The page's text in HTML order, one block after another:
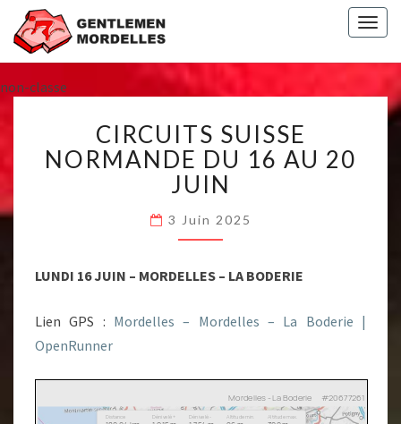
non-classe
SUISSE
NORMANDE
DU
16
AU
CIRCUITS SUISSE
NORMANDE DU 16 AU 20
JUIN
3 Juin 2025
LUNDI 16 JUIN – MORDELLES – LA BODERIE
Lien GPS : Mordelles – Mordelles – La Boderie |
OpenRunner